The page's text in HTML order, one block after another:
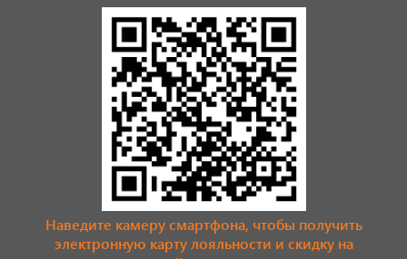
Наведите камеру смартфона, чтобы получить
электронную карту лояльности и скидку на